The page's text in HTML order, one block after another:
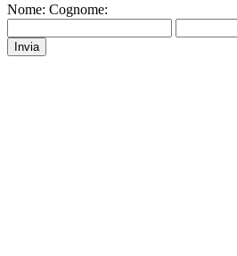
Nome: Cognome: